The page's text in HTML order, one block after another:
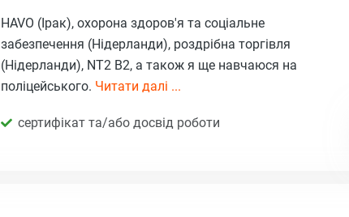
HAVO (Ірак), охорона здоров'я та соціальне
забезпечення (Нідерланди), роздрібна торгівля
(Нідерланди), NT2 B2, а також я ще навчаюся на
поліцейського. Читати далі ...
сертифікат та/або досвід роботи